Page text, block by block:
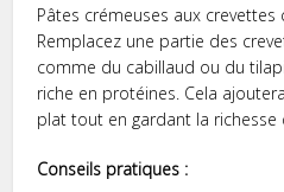
Pâtes crémeuses aux
Remplacez une partie des
comme du cabillaud ou du
riche en protéines. Cela
plat tout en gardant la richesse
Conseils pratiques :